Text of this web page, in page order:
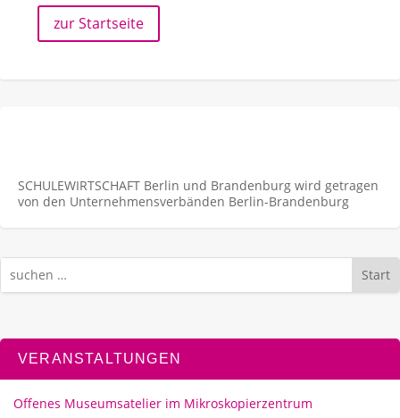
zur Startseite
SCHULEWIRTSCHAFT Berlin und Brandenburg wird getragen
von den Unternehmens­verbänden Berlin-Brandenburg
Start
VERANSTALTUNGEN
Offenes Museumsatelier im Mikroskopierzentrum